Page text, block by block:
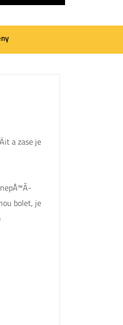
a zase je
nepÅ™Ã­
bolet, je